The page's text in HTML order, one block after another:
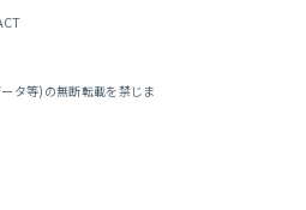
タ等)の無断転載を禁じま